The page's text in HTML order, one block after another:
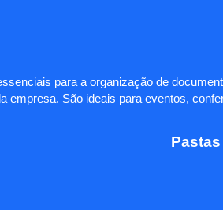
para a organização de
empresa. São ideais para eventos,